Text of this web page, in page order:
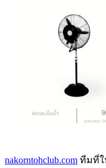
nakorntohclub.com ทีมที่ใ